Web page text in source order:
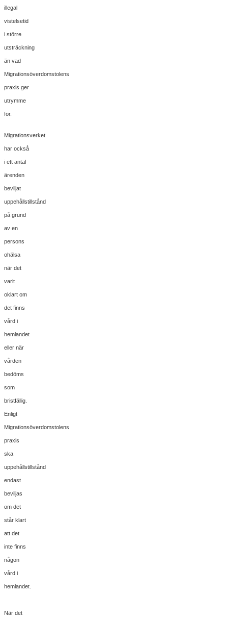
illegal
vistelsetid
i större
utsträckning
än vad
Migrationsöverdomstolens
praxis ger
utrymme
för.
Migrationsverket
har också
i ett antal
ärenden
beviljat
uppehållstillstånd
på grund
av en
persons
ohälsa
när det
varit
oklart om
det finns
vård i
hemlandet
eller när
vården
bedöms
som
bristfällig.
Enligt
Migrationsöverdomstolens
praxis
ska
uppehållstillstånd
endast
beviljas
om det
står klart
att det
inte finns
någon
vård i
hemlandet.
När det